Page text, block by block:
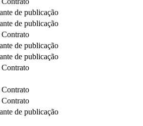
de publicação
de publicação
de publicação
de publicação
de publicação